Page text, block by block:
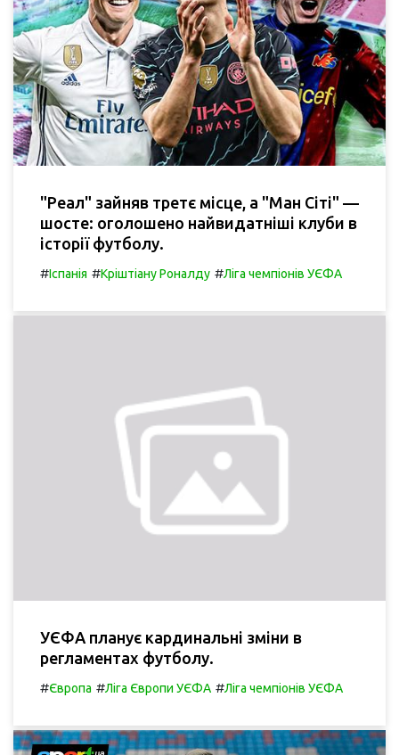
"Реал" зайняв третє місце, а "Ман Сіті" —
шосте: оголошено найвидатніші клуби в
історії футболу.
#Іспанія #Кріштіану Роналду #Ліга чемпіонів УЄФА
УЄФА планує кардинальні зміни в
регламентах футболу.
#Європа #Ліга Європи УЄФА #Ліга чемпіонів УЄФА